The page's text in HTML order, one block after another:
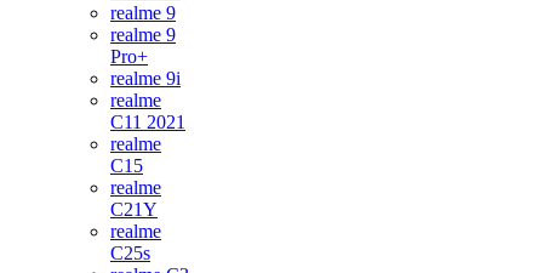
realme 9
realme 9
Pro+
realme 9i
realme
C11 2021
realme
C15
realme
C21Y
realme
C25s